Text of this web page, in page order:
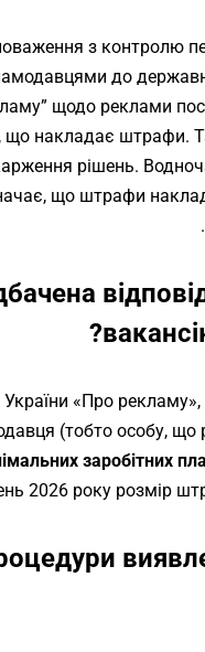
з контролю
до
щодо реклами
що накладає штрафи.
рішень.
що штрафи
України «Про
(тобто особу,
заробітних
2026 року розмір